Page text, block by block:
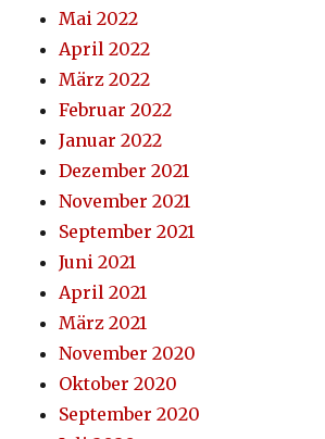
Mai 2022
April 2022
März 2022
Februar 2022
Januar 2022
Dezember 2021
November 2021
September 2021
Juni 2021
April 2021
März 2021
November 2020
Oktober 2020
September 2020